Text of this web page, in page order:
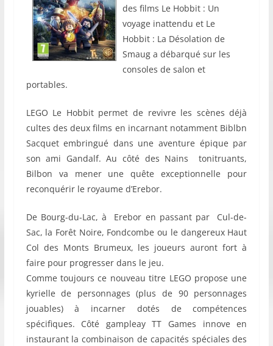
des films Le Hobbit : Un
voyage inattendu et Le
Hobbit : La Désolation de
Smaug a débarqué sur les
consoles de salon et
portables.
LEGO Le Hobbit permet de revivre les scènes déjà
cultes des deux films en incarnant notamment Biblbn
Sacquet embringué dans une aventure épique par
son ami Gandalf. Au côté des Nains tonitruants,
Bilbon va mener une quête exceptionnelle pour
reconquérir le royaume d’Erebor.
De Bourg-du-Lac, à Erebor en passant par Cul-de-
Sac, la Forêt Noire, Fondcombe ou le dangereux Haut
Col des Monts Brumeux, les joueurs auront fort à
faire pour progresser dans le jeu.
Comme toujours ce nouveau titre LEGO propose une
kyrielle de personnages (plus de 90 personnages
jouables) à incarner dotés de compétences
spécifiques. Côté gampleay TT Games innove en
instaurant la combinaison de capacités spéciales des